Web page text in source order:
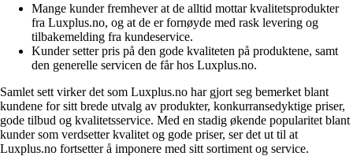
Mange kunder fremhever at de alltid mottar kvalitetsprodukter
fra Luxplus.no, og at de er fornøyde med rask levering og
tilbakemelding fra kundeservice.
Kunder setter pris på den gode kvaliteten på produktene, samt
den generelle servicen de får hos Luxplus.no.
Samlet sett virker det som Luxplus.no har gjort seg bemerket blant
kundene for sitt brede utvalg av produkter, konkurransedyktige priser,
gode tilbud og kvalitetsservice. Med en stadig økende popularitet blant
kunder som verdsetter kvalitet og gode priser, ser det ut til at
Luxplus.no fortsetter å imponere med sitt sortiment og service.